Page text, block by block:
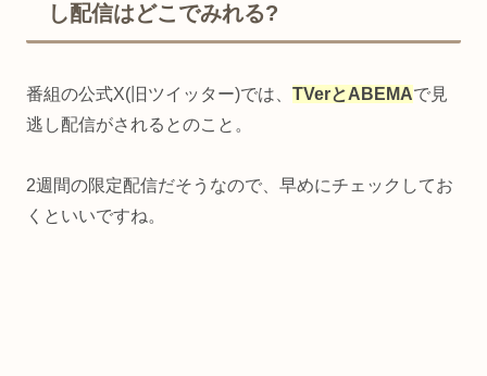
し配信はどこでみれる?
番組の公式X(旧ツイッター)では、 TVerとABEMAで見
逃し配信がされるとのこと。
2週間の限定配信だそうなので、早めにチェックしてお
くといいですね。